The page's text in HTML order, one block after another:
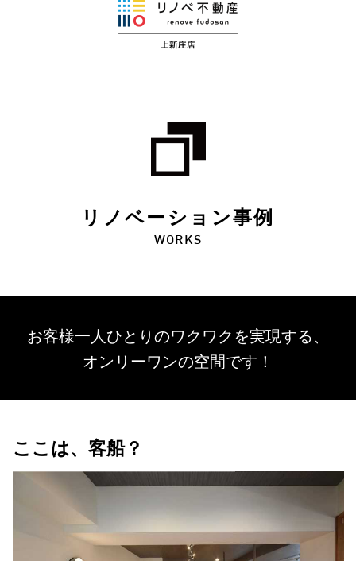
リノベーション事例
WORKS
お客様一人ひとりのワクワクを実現する、
オンリーワンの空間です！
ここは、客船？